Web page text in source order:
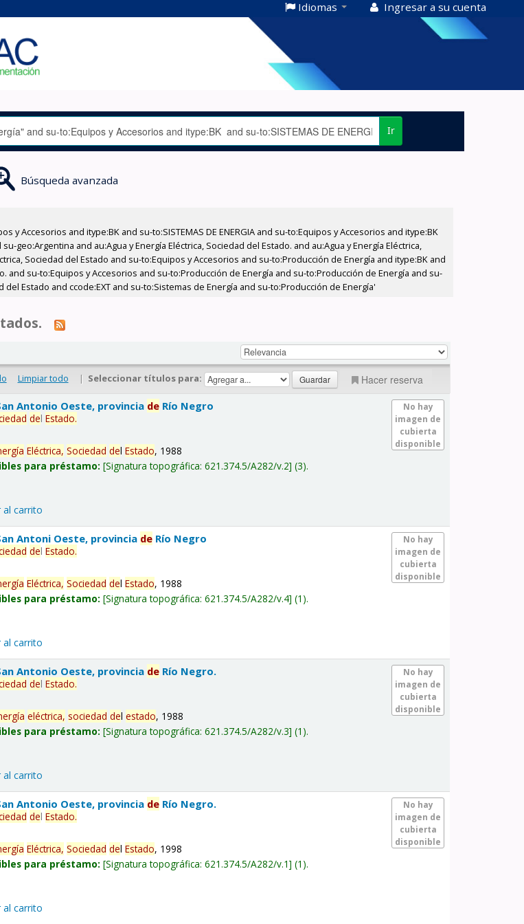
Idiomas Ingresar a su cuenta
Ir
Búsqueda avanzada
Accesorios and itype:BK and su-to:SISTEMAS DE ENERGIA and su-to:Equipos y Accesorios and itype:BK
geo:Argentina and au:Agua y Energía Eléctrica, Sociedad del Estado. and au:Agua y Energía Eléctrica,
Sociedad del Estado and su-to:Equipos y Accesorios and su-to:Producción de Energía and itype:BK and
and su-to:Equipos y Accesorios and su-to:Producción de Energía and su-to:Producción de Energía and su-
Estado and ccode:EXT and su-to:Sistemas de Energía and su-to:Producción de Energía'
Limpiar todo | Seleccionar títulos para: Hacer reserva
No hay
imagen de
cubierta
disponible
Antonio Oeste, provincia de Río Negro
delEstado.
Eléctrica, Sociedad delEstado, 1988
para préstamo: Signatura topográfica:621.374.5/A282/v.2 (3).
al carrito
No hay
imagen de
cubierta
disponible
Antoni Oeste, provincia de Río Negro
delEstado.
Eléctrica, Sociedad delEstado, 1988
para préstamo: Signatura topográfica:621.374.5/A282/v.4 (1).
al carrito
No hay
imagen de
cubierta
disponible
Antonio Oeste, provincia de Río Negro.
delEstado.
eléctrica, sociedad delestado, 1988
para préstamo: Signatura topográfica:621.374.5/A282/v.3 (1).
al carrito
No hay
imagen de
cubierta
disponible
Antonio Oeste, provincia de Río Negro.
delEstado.
Eléctrica, Sociedad delEstado, 1998
para préstamo: Signatura topográfica:621.374.5/A282/v.1 (1).
al carrito